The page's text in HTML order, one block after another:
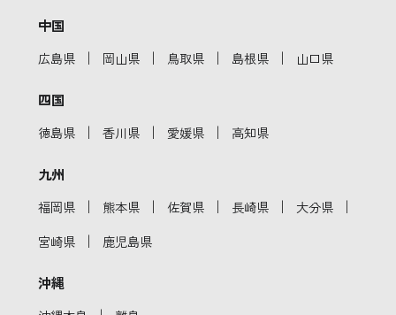
中国
広島県 ｜ 岡山県 ｜ 鳥取県 ｜ 島根県 ｜ 山口県
四国
徳島県 ｜ 香川県 ｜ 愛媛県 ｜ 高知県
九州
福岡県 ｜ 熊本県 ｜ 佐賀県 ｜ 長崎県 ｜ 大分県 ｜
宮崎県 ｜ 鹿児島県
沖縄